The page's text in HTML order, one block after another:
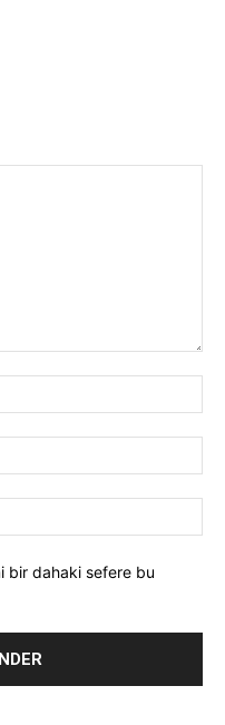
bir dahaki sefere bu